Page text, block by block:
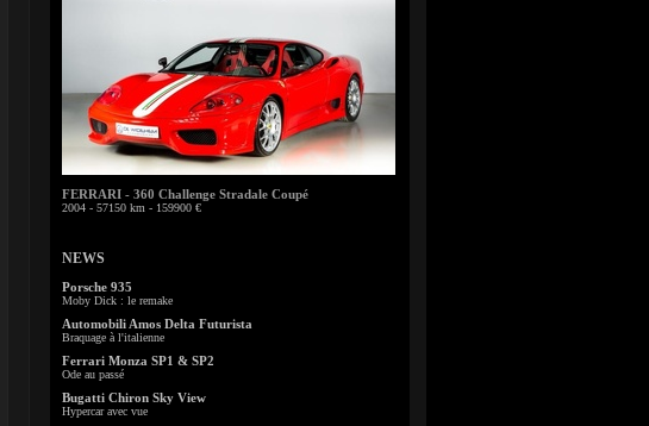
FERRARI - 360 Challenge Stradale Coupé
2004 - 57150 km - 159900 €
NEWS
Porsche 935
Moby Dick : le remake
Automobili Amos Delta Futurista
Braquage à l'italienne
Ferrari Monza SP1 & SP2
Ode au passé
Bugatti Chiron Sky View
Hypercar avec vue